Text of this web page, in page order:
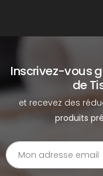
Inscrivez-vous
de
et recevez des
produits